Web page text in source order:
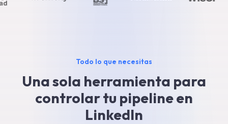
Todo lo que necesitas
Una sola herramienta para
controlar tu pipeline en
LinkedIn